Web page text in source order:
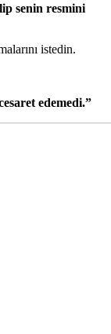
senin resmini
istedin.
edemedi.”